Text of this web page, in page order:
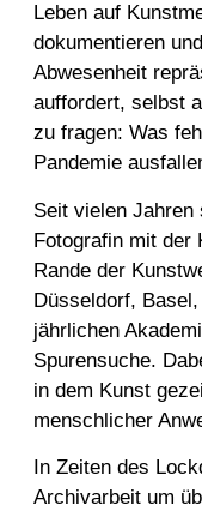
Leben auf
dokumentieren
Abwesenheit
auffordert, selbst
zu fragen: Was
Pandemie
Seit vielen
Fotografin mit der
Rande der
Düsseldorf,
jährlichen
Spurensuche.
in dem Kunst
menschlicher
In Zeiten des
Archivarbeit um